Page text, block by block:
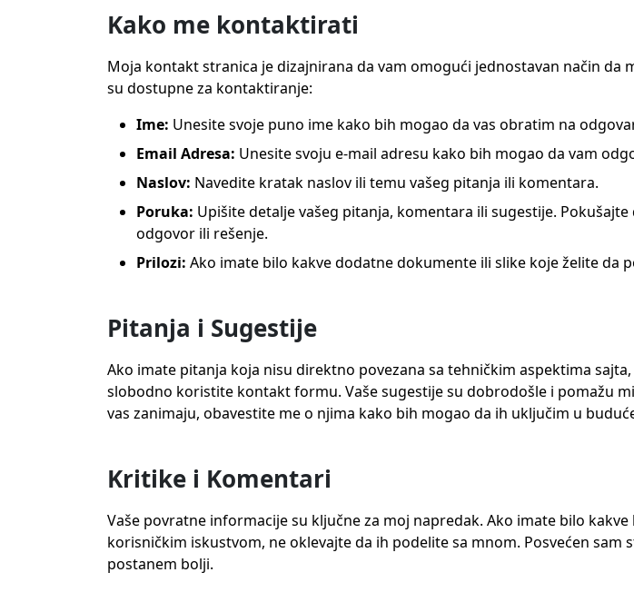
Kako me kontaktirati
Moja kontakt stranica je dizajnirana da vam omogući jednostavan način
su dostupne za kontaktiranje:
Ime: Unesite svoje puno ime kako bih mogao da vas obratim na
Email Adresa: Unesite svoju e-mail adresu kako bih mogao da vam
Naslov: Navedite kratak naslov ili temu vašeg pitanja ili komentara.
Poruka: Upišite detalje vašeg pitanja, komentara ili sugestije.
odgovor ili rešenje.
Prilozi: Ako imate bilo kakve dodatne dokumente ili slike koje želite da
Pitanja i Sugestije
Ako imate pitanja koja nisu direktno povezana sa tehničkim aspektima
slobodno koristite kontakt formu. Vaše sugestije su dobrodošle i pomažu
vas zanimaju, obavestite me o njima kako bih mogao da ih uključim u
Kritike i Komentari
Vaše povratne informacije su ključne za moj napredak. Ako imate bilo
korisničkim iskustvom, ne oklevajte da ih podelite sa mnom. Posvećen
postanem bolji.